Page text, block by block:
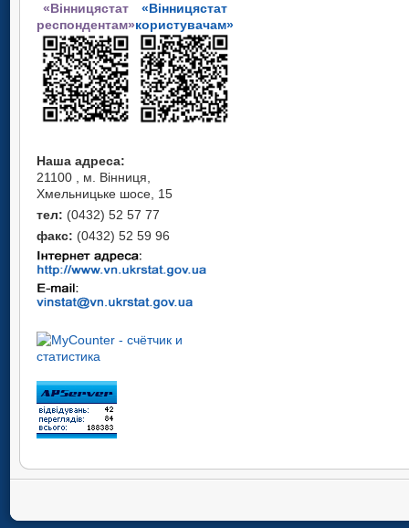
«Вінницястат
респондентам»
«Вінницястат
користувачам»
Наша адреса:
21100 , м. Вінниця,
Хмельницьке шосе, 15
тел: (0432) 52 57 77
факс: (0432) 52 59 96